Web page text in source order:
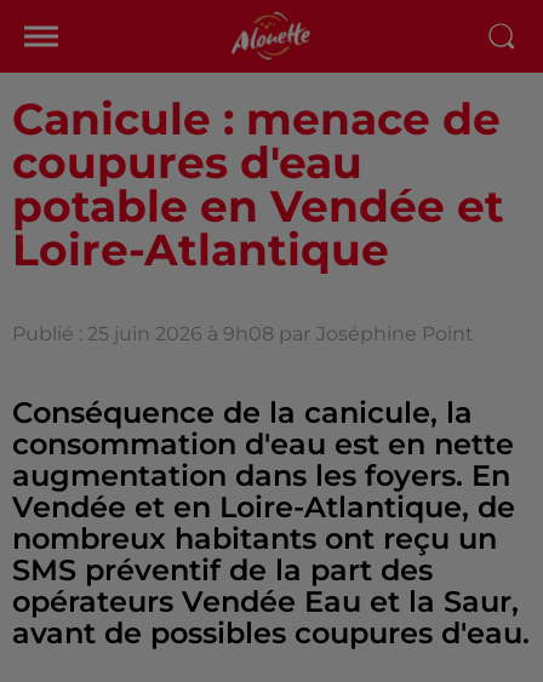
Canicule : menace de
coupures d'eau
potable en Vendée et
Loire-Atlantique
Publié : 25 juin 2026 à 9h08 par Joséphine Point
Conséquence de la canicule, la
consommation d'eau est en nette
augmentation dans les foyers. En
Vendée et en Loire-Atlantique, de
nombreux habitants ont reçu un
SMS préventif de la part des
opérateurs Vendée Eau et la Saur,
avant de possibles coupures d'eau.